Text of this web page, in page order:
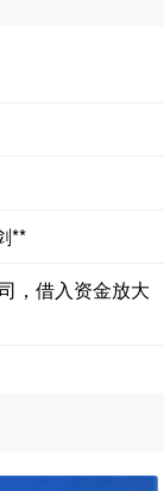
**
，借入资金放大